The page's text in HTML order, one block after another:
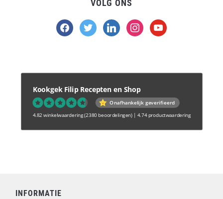
VOLG ONS
facebook
twitter linkedininstagramyoutube
Kookgek Filip Recepten en Shop
Onafhankelijk geverifieerd
4.82 winkelwaardering(2380 beoordelingen)| 4.74 productwaardering
INFORMATIE